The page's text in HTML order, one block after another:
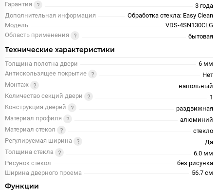
Гарантия
3 года
Дополнительная информация
Обработка стекла: Easy Clean
Модель
VDS-4SN130CLG
Область применения
бытовая
Технические характеристики
Толщина полотна двери
6 мм
Антискользящее покрытие
Нет
Монтаж
напольный
Количество секций двери
1
Конструкция дверей
раздвижная
Материал профиля
алюминий
Материал стекол
стекло
Регулируемая ширина
Да
Толщина стекла
6.0 мм
Рисунок стекол
без рисунка
Ширина дверного проема
56.7 см
Функции